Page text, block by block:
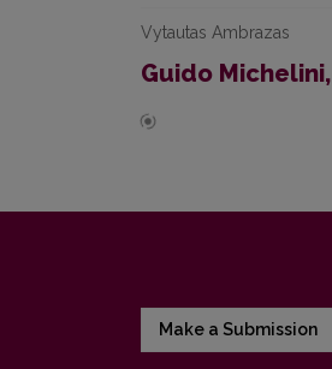
Vytautas Ambrazas
Guido Michelini,
Make a Submission